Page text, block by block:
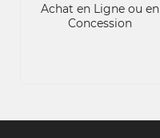
Achat en Ligne ou en
Concession